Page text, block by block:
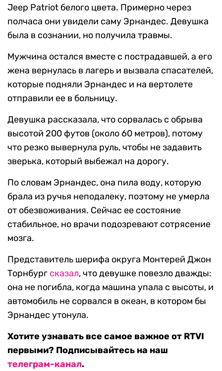
Jeep Patriot белого цвета. Примерно через
полчаса они увидели саму Эрнандес. Девушка
была в сознании, но получила травмы.
Мужчина остался вместе с пострадавшей, а его
жена вернулась в лагерь и вызвала спасателей,
которые подняли Эрнандес и на вертолете
отправили ее в больницу.
Девушка рассказала, что сорвалась с обрыва
высотой 200 футов (около 60 метров), потому
что резко вывернула руль, чтобы не задавить
зверька, который выбежал на дорогу.
По словам Эрнандес, она пила воду, которую
брала из ручья неподалеку, поэтому не умерла
от обезвоживания. Сейчас ее состояние
стабильное, но врачи подозревают сотрясение
мозга.
Представитель шерифа округа Монтерей Джон
Торнбург сказал, что девушке повезло дважды:
она не погибла, когда машина упала с высоты, и
автомобиль не сорвался в океан, в котором бы
Эрнандес утонула.
Хотите узнавать все самое важное от RTVI
первыми? Подписывайтесь на наш
телеграм-канал.